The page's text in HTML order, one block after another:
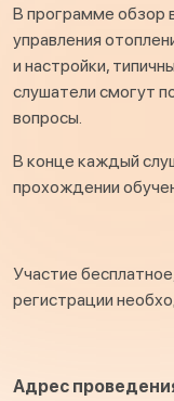
В программе обзор
управления
и настройки,
слушатели смогут
вопросы.
В конце каждый
прохождении
Участие
регистрации
Адрес